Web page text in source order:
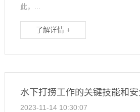
此，...
了解详情 +
水下打捞工作的关键技能和安
2023-11-14 10:30:07